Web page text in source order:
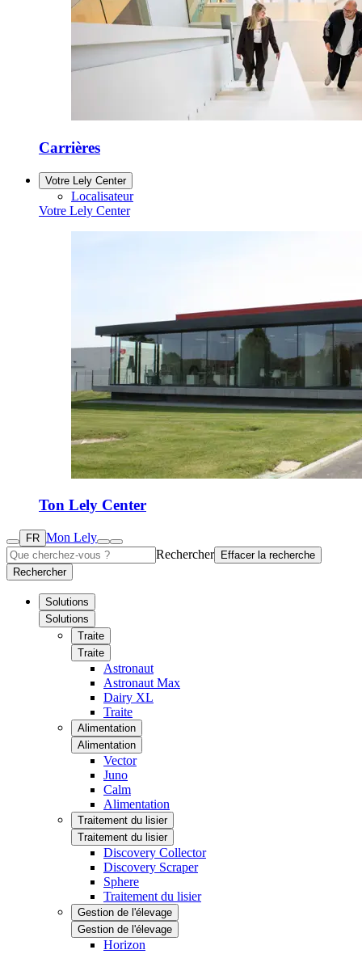
Carrières
Votre Lely Center
Localisateur
Votre Lely Center
Ton Lely Center
FR Mon Lely
Rechercher
Effacer la recherche
Rechercher
Solutions
Solutions
Traite
Traite
Astronaut
Astronaut Max
Dairy XL
Traite
Alimentation
Alimentation
Vector
Juno
Calm
Alimentation
Traitement du lisier
Traitement du lisier
Discovery Collector
Discovery Scraper
Sphere
Traitement du lisier
Gestion de l'élevage
Gestion de l'élevage
Horizon